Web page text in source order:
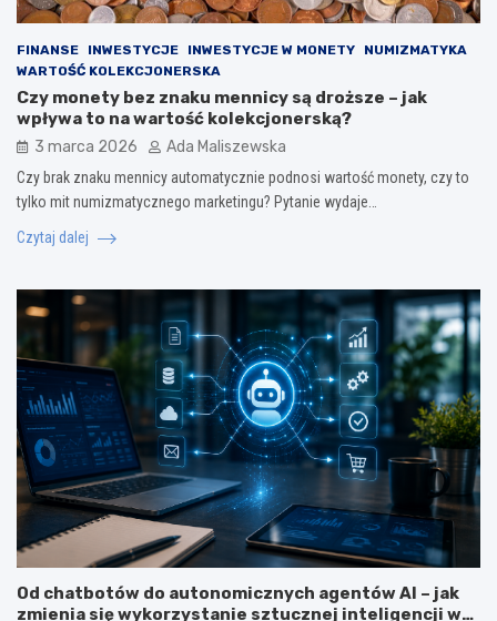
FINANSE INWESTYCJE INWESTYCJE W MONETY
NUMIZMATYKA
WARTOŚĆ KOLEKCJONERSKA
Czy monety bez znaku mennicy są droższe – jak
wpływa to na wartość kolekcjonerską?
3 marca 2026 Ada Maliszewska
Czy brak znaku mennicy automatycznie podnosi wartość monety, czy to
tylko mit numizmatycznego marketingu? Pytanie wydaje…
Czytaj dalej
Od chatbotów do autonomicznych agentów AI – jak
zmienia się wykorzystanie sztucznej inteligencji w